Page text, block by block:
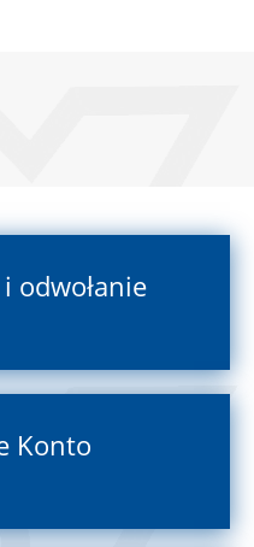
odwołanie
Konto